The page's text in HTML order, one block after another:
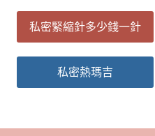
私密緊縮針多少錢一針
私密熱瑪吉